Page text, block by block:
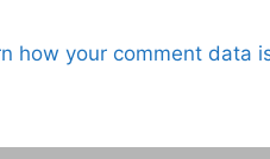
how your comment data